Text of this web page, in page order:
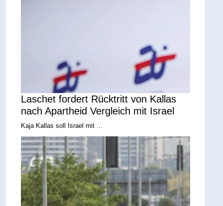
Laschet fordert Rücktritt von Kallas
nach Apartheid Vergleich mit Israel
Kaja Kallas soll Israel mit ...